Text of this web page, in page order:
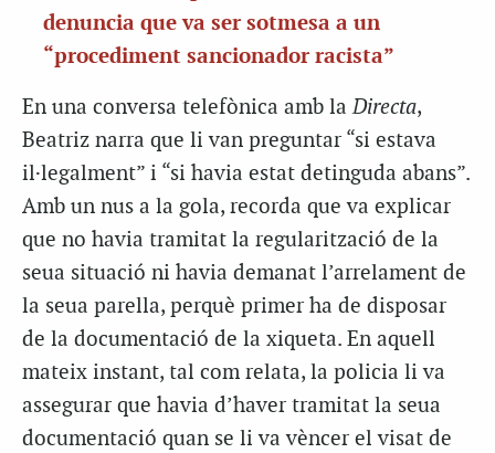
denuncia que va ser sotmesa a un
“procediment sancionador racista”
En una conversa telefònica amb laDirecta,
Beatriz narra que li van preguntar “si estava
il·legalment” i “si havia estat detinguda abans”.
Amb un nus a la gola, recorda que va explicar
que no havia tramitat la regularització de la
seua situació ni havia demanat l’arrelament de
la seua parella, perquè primer ha de disposar
de la documentació de la xiqueta. En aquell
mateix instant, tal com relata, la policia li va
assegurar que havia d’haver tramitat la seua
documentació quan se li va vèncer el visat de